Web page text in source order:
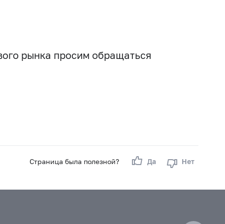
рынка просим обращаться
Страница была полезной? Да Нет